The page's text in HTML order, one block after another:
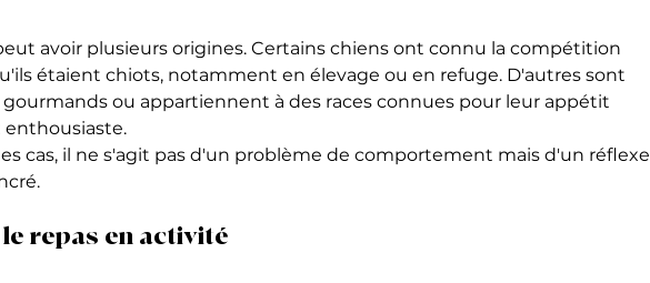
avoir plusieurs origines. Certains chiens ont connu la compétition
étaient chiots, notamment en élevage ou en refuge. D'autres sont
ou appartiennent à des races connues pour leur appétit
cas, il ne s'agit pas d'un problème de comportement mais d'un réflexe
repas en activité